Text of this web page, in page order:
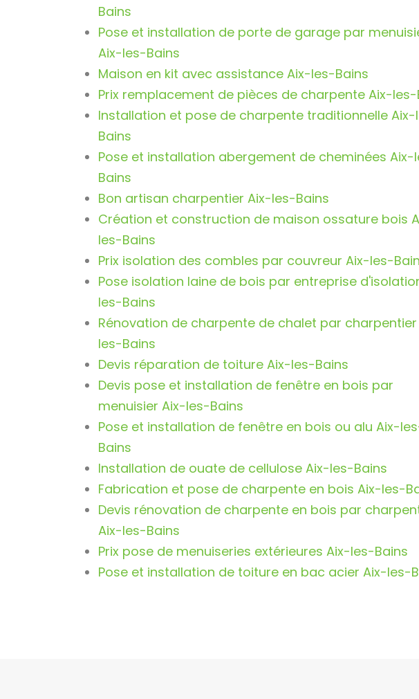
Bains
Pose et installation de porte de garage par
Aix-les-Bains
Maison en kit avec assistance Aix-les-Bains
Prix remplacement de pièces de charpente Aix-les-
Installation et pose de charpente traditionnelle Aix-
Bains
Pose et installation abergement de cheminées Aix-
Bains
Bon artisan charpentier Aix-les-Bains
Création et construction de maison ossature bois
les-Bains
Prix isolation des combles par couvreur Aix-les-
Pose isolation laine de bois par entreprise
les-Bains
Rénovation de charpente de chalet par charpentier
les-Bains
Devis réparation de toiture Aix-les-Bains
Devis pose et installation de fenêtre en bois par
menuisier Aix-les-Bains
Pose et installation de fenêtre en bois ou alu Aix-
Bains
Installation de ouate de cellulose Aix-les-Bains
Fabrication et pose de charpente en bois Aix-les-
Devis rénovation de charpente en bois par
Aix-les-Bains
Prix pose de menuiseries extérieures Aix-les-Bains
Pose et installation de toiture en bac acier Aix-les-